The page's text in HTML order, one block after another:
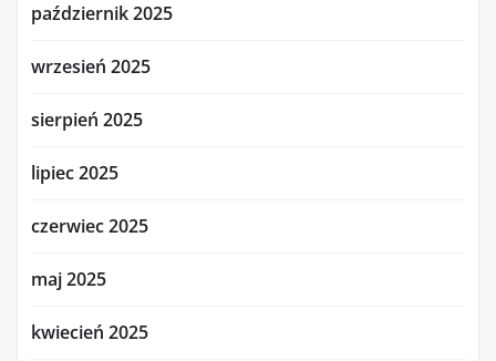
październik 2025
wrzesień 2025
sierpień 2025
lipiec 2025
czerwiec 2025
maj 2025
kwiecień 2025